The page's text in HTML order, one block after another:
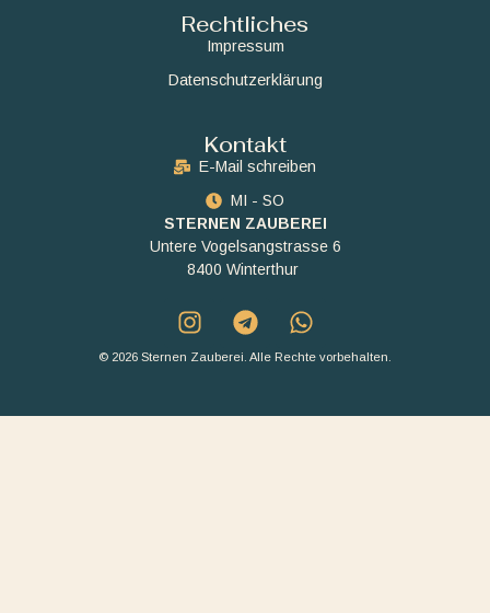
Rechtliches
Impressum
Datenschutzerklärung
Kontakt
E-Mail schreiben
MI - SO
STERNEN ZAUBEREI
Untere Vogelsangstrasse 6
8400 Winterthur
© 2026 Sternen Zauberei. Alle Rechte vorbehalten.